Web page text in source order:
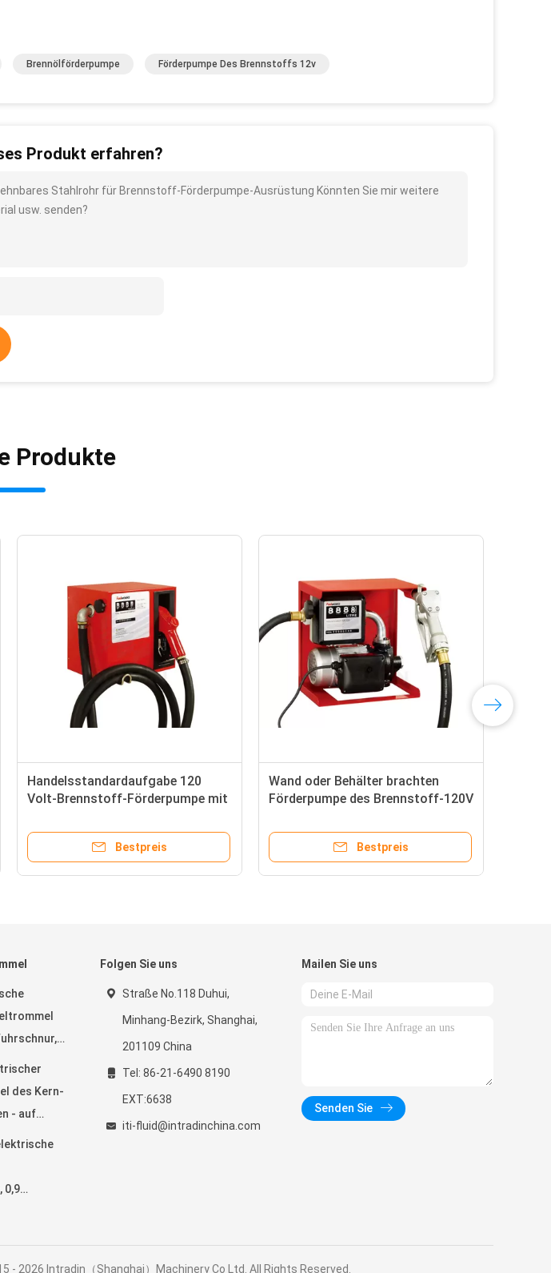
Brennölförderpumpe Förderpumpe Des Brennstoffs 12v
Produkt erfahren?
Stahlrohr für Brennstoff-Förderpumpe-Ausrüstung Könnten Sie mir weitere
usw. senden?
Produkte
Handelsstandardaufgabe 120
Volt-Brennstoff-Förderpumpe mit
Bestpreis
Wand oder Behälter brachten
Förderpumpe des Brennstoff-120V
Bestpreis
des Kern-
- auf
0,9
Folgen Sie uns
Straße No.118 Duhui,
Minhang-Bezirk, Shanghai,
201109 China
Tel: 86-21-6490 8190
EXT:6638
iti-fluid@intradinchina.com
Mailen Sie uns
Senden Sie
2026 Intradin（Shanghai）Machinery Co Ltd. All Rights Reserved.